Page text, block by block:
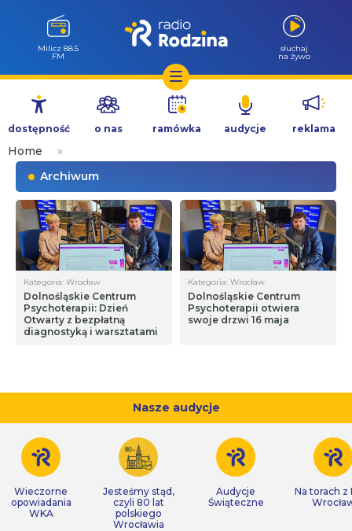
Przejdź
treści
Milicz 88.5
FM
słuchaj
na żywo
dostępność o nas ramówka audycje reklama
Home
»
Archiwum
Kategoria: Wrocław
Dolnośląskie Centrum
Psychoterapii: Dzień
Otwarty z bezpłatną
diagnostyką i warsztatami
Kategoria: Wrocław
Dolnośląskie Centrum
Psychoterapii otwiera
swoje drzwi 16 maja
Nasze audycje
Wieczorne
opowiadania
WKA
Jesteśmy stąd,
czyli 80 lat
polskiego
Wrocławia
Audycje
Świąteczne
Na torach z